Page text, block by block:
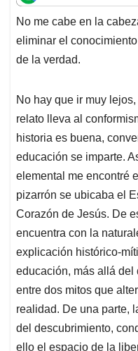
t
s
A
p
e
b
o
o
k
e
d
i
l
No me cabe en la
eliminar el
de la verdad.
No hay que ir muy
relato lleva al
historia es buena,
educación se imparte.
elemental me encontré
pizarrón se ubicaba el
Corazón de Jesús. De
encuentra con la
explicación histórico-
educación, más allá
entre dos mitos que
realidad. De una parte,
del descubrimiento,
ello el espacio de la